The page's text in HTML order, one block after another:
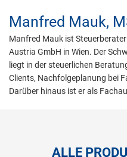
Manfred Mauk,
Manfred Mauk ist
Austria GmbH in Wien. Der
liegt in der steuerlichen
Clients, Nachfolgeplanung bei
Darüber hinaus ist er als
ALLE